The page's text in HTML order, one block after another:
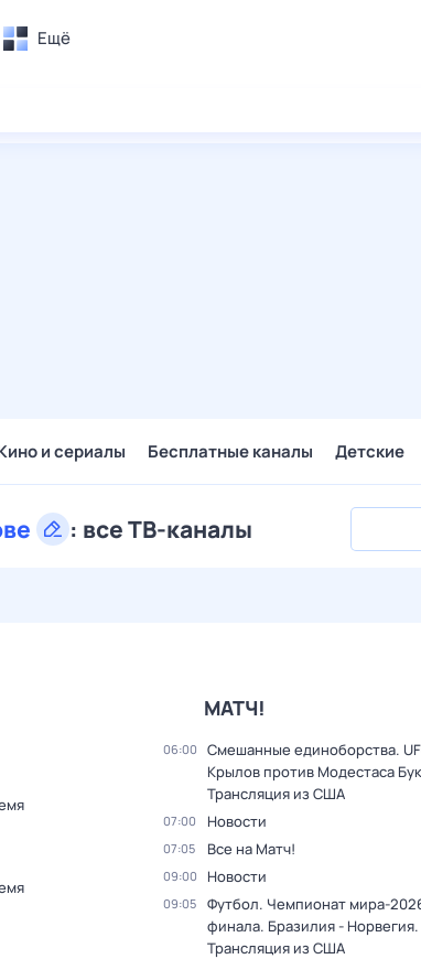
Ещё
и сериалы Бесплатные каналы Детские
: все ТВ-каналы
МАТЧ!
06:00
Смешанные единоборства.
Крылов против Модестаса
Трансляция из США
07:00 Новости
07:05 Все на Матч!
09:00 Новости
09:05
Футбол. Чемпионат мира-
финала. Бразилия - Норвегия.
Трансляция из США